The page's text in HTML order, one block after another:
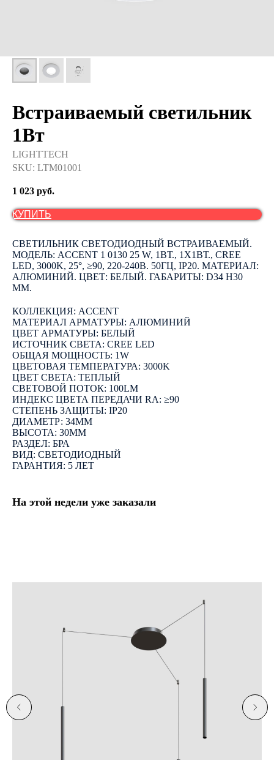
Встраиваемый светильник
1Вт
LIGHTTECH
SKU: LTM01001
1 023 руб.
КУПИТЬ
СВЕТИЛЬНИК СВЕТОДИОДНЫЙ ВСТРАИВАЕМЫЙ.
МОДЕЛЬ: ACCENT 1 0130 25 W, 1ВТ., 1Х1ВТ., СREE
LED, 3000K, 25°, ≥90, 220-240В. 50ГЦ, IP20. МАТЕРИАЛ:
АЛЮМИНИЙ. ЦВЕТ: БЕЛЫЙ. ГАБАРИТЫ: D34 H30
ММ.
КОЛЛЕКЦИЯ: ACCENT
МАТЕРИАЛ АРМАТУРЫ: АЛЮМИНИЙ
ЦВЕТ АРМАТУРЫ: БЕЛЫЙ
ИСТОЧНИК СВЕТА: СREE LED
ОБЩАЯ МОЩНОСТЬ: 1W
ЦВЕТОВАЯ ТЕМПЕРАТУРА: 3000K
ЦВЕТ СВЕТА: ТЕПЛЫЙ
СВЕТОВОЙ ПОТОК: 100LM
ИНДЕКС ЦВЕТА ПЕРЕДАЧИ RA: ≥90
СТЕПЕНЬ ЗАЩИТЫ: IP20
ДИАМЕТР: 34ММ
ВЫСОТА: 30ММ
РАЗДЕЛ: БРА
ВИД: СВЕТОДИОДНЫЙ
ГАРАНТИЯ: 5 ЛЕТ
На этой недели уже заказали